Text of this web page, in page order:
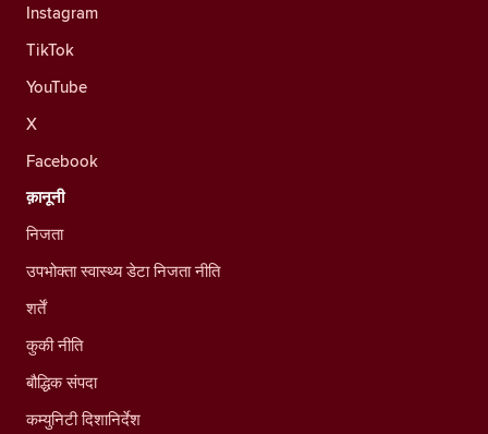
Instagram
TikTok
YouTube
X
Facebook
क़ानूनी
निजता
उपभोक्ता स्वास्थ्य डेटा निजता नीति
शर्तें
कुकी नीति
बौद्धिक संपदा
कम्युनिटी दिशानिर्देश